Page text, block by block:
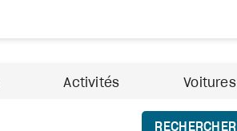
Activités Voitures
RECHERCHER